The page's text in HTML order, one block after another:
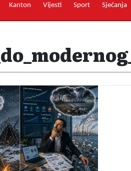
Kanton Vijesti Sport Sjećanja